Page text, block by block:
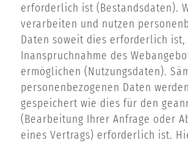
erforderlich ist (Bestandsdaten).
verarbeiten und nutzen
Daten soweit dies erforderlich ist,
Inanspruchnahme des
ermöglichen (Nutzungsdaten).
personenbezogenen Daten
gespeichert wie dies für den
(Bearbeitung Ihrer Anfrage oder
eines Vertrags) erforderlich ist.